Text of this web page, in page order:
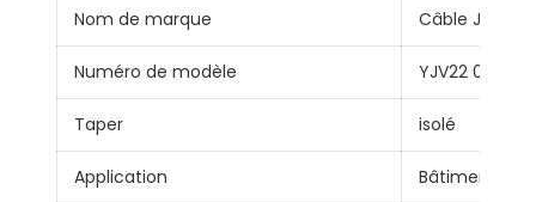
Nom de marque Câble
Numéro de modèle YJV22 0,6/1kV
Taper isolé
Application Bâtiment